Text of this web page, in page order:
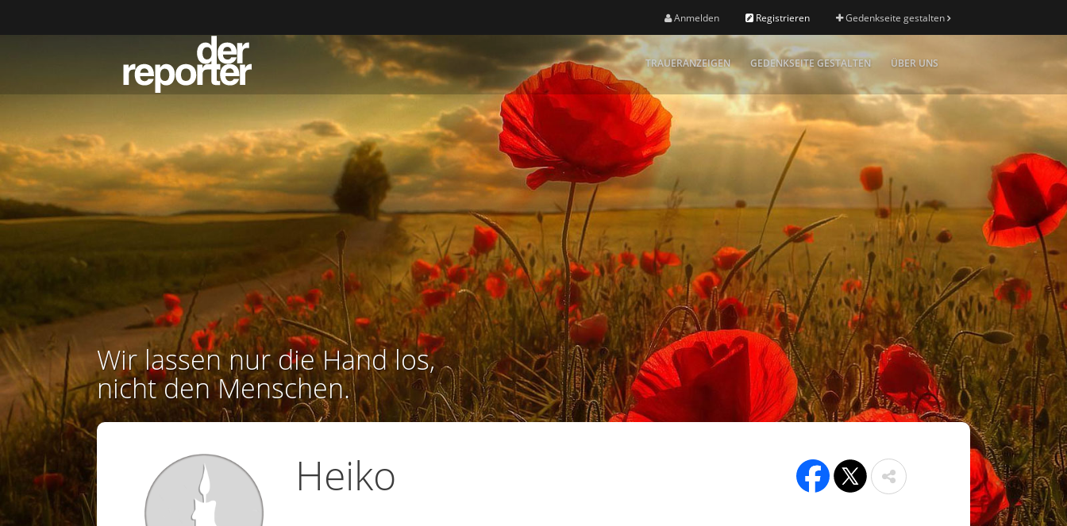
Anmelden Registrieren Gedenkseite gestalten
TRAUERANZEIGEN GEDENKSEITE GESTALTEN ÜBER UNS
Wir lassen nur die Hand los,
nicht den Menschen.
Heiko